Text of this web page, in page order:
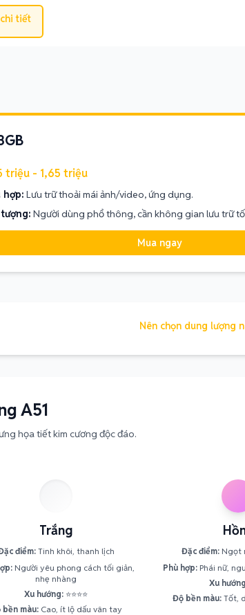
tiết
triệu - 1,65 triệu
hợp: Lưu trữ thoải mái ảnh/video, ứng dụng.
Người dùng phổ thông, cần không gian lưu trữ
Mua ngay
Nên chọn dung lượng
A51
họa tiết kim cương độc đáo.
Trắng
điểm:Tinh khôi, thanh lịch
Người yêu phong cách tối giản,
nhẹ nhàng
Xu hướng: ⭐⭐⭐⭐
bền màu: Cao, ít lộ dấu vân tay
Đặc điểm: Ngọt
Phù hợp: Phái nữ,
Xu
Độ bền màu:Tốt,